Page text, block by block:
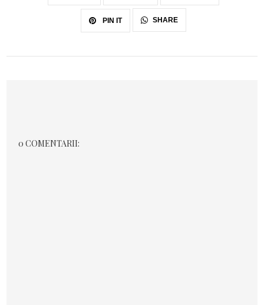
PIN IT SHARE
0 COMENTARII: